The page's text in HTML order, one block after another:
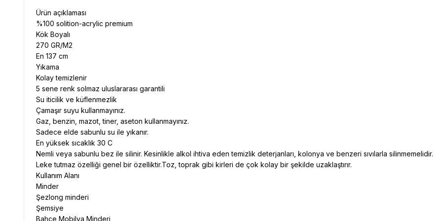
Ürün açıklaması
%100 solition-acrylic premium
Kök Boyalı
270 GR/M2
En 137 cm
Yıkama
Kolay temizlenir
5 sene renk solmaz uluslararası garantili
Su iticilik ve küflenmezlik
Çamaşır suyu kullanmayınız.
Gaz, benzin, mazot, tiner, aseton kullanmayınız.
Sadece elde sabunlu su ile yıkanır.
En yüksek sıcaklık 30 C
Nemli veya sabunlu bez ile silinir. Kesinlikle alkol ihtiva eden temizlik deterjanları, kolonya ve benzeri sıvılarla silinmemelidir.
Leke tutmaz özelliği genel bir özelliktir.Toz, toprak gibi kirleri de çok kolay bir şekilde uzaklaştırır.
Kullanım Alanı
Minder
Şezlong minderi
Şemsiye
Bahçe Mobilya Minderi